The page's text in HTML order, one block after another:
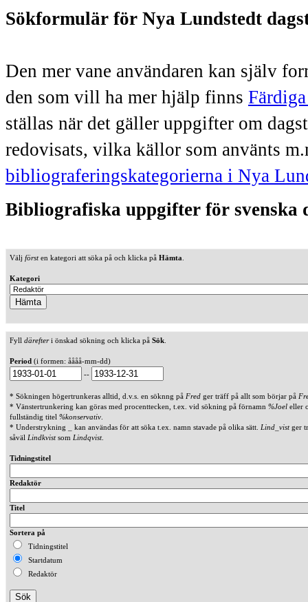
Sökformulär för Nya Lundstedt
Den mer vane användaren kan själv
den som vill ha mer hjälp finns
ställas när det gäller uppgifter om
redovisats, vilka källor som använts
bibliograferingskategorierna i Nya
Bibliografiska uppgifter för svenska
Välj försten kategori att söka på och klicka på Hämta
Kategori
Fyll därefteri önskad sökning och klicka på Sök
Period (i formen: åååå-mm-dd)
--
* Sökningen högertrunkeras alltid, d.v.s. en söknng på Fred ger träff på allt som börjar på
* Vänstertrunkering kan göras med procenttecken, t.ex. vid sökning på förnamn %Joel eller
fullständig titel %konservativ
* Understrykning _ kan användas för att söka t.ex. namn stavade på olika sätt. Lind_vistger
såväl Lindkvistsom Lindqvist.
Tidningstitel
Redaktör
Titel
Sortera på
Tidningstitel
Startdatum
Redaktör